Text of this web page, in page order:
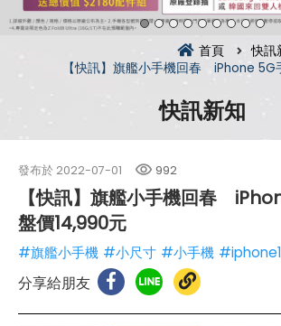
首頁 快訊
【快訊】旗艦小手機回春 iPhone 5G
快訊新知
發布於 2022-07-01 992
【快訊】旗艦小手機回春
盤價14,990元
#旗艦小手機 #小尺寸 #小手機
分享給朋友